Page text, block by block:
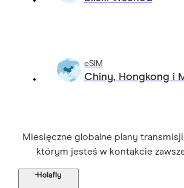
eSIM
Chiny, Hongkong i
Miesięczne globalne plany
którym jesteś w kontakcie